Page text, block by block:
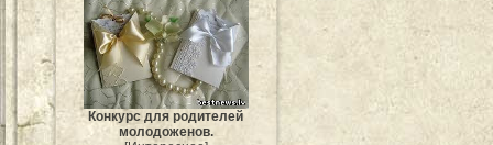
Конкурс для родителей
молодоженов.